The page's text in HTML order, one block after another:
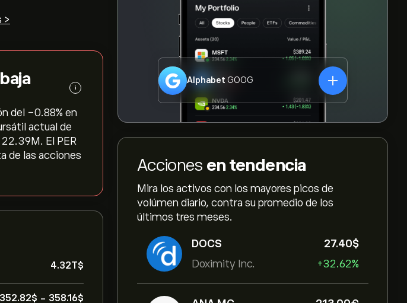
Alphabet GOOG
Acciones en tendencia
Mira los activos con los mayores picos de
volúmen diario, contra su promedio de los
últimos tres meses.
DOCS
Doximity Inc.
27.40‎$‎
+32.62%
>
i
del ‎-0.88‎% en
actual de
El PER
de las acciones
4.32T‎$‎
352.82‎$‎ - 358.16‎$‎